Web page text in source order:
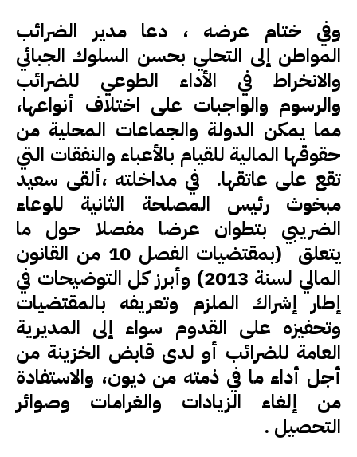
وفي ختام عرضه ، دعا مدير الضرائب
المواطن إلى التحلي بحسن السلوك الجبائي
والانخراط في الأداء الطوعي للضرائب
والرسوم والواجبات على اختلاف أنواعها،
مما يمكن الدولة والجماعات المحلية من
حقوقها المالية للقيام بالأعباء والنفقات التي
تقع على عاتقها. في مداخلته ،ألقى سعيد
مبخوث رئيس المصلحة الثانية للوعاء
الضريبي بتطوان عرضا مفصلا حول ما
يتعلق (بمقتضيات الفصل 10 من القانون
المالي لسنة 2013) وأبرز كل التوضيحات في
إطار إشراك الملزم وتعريفه بالمقتضيات
وتحفيزه على القدوم سواء إلى المديرية
العامة للضرائب أو لدى قابض الخزينة من
أجل أداء ما في ذمته من ديون، والاستفادة
من إلغاء الزيادات والغرامات وصوائر
التحصيل .